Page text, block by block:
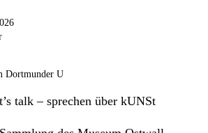
Dortmunder U
talk – sprechen über kUNSt